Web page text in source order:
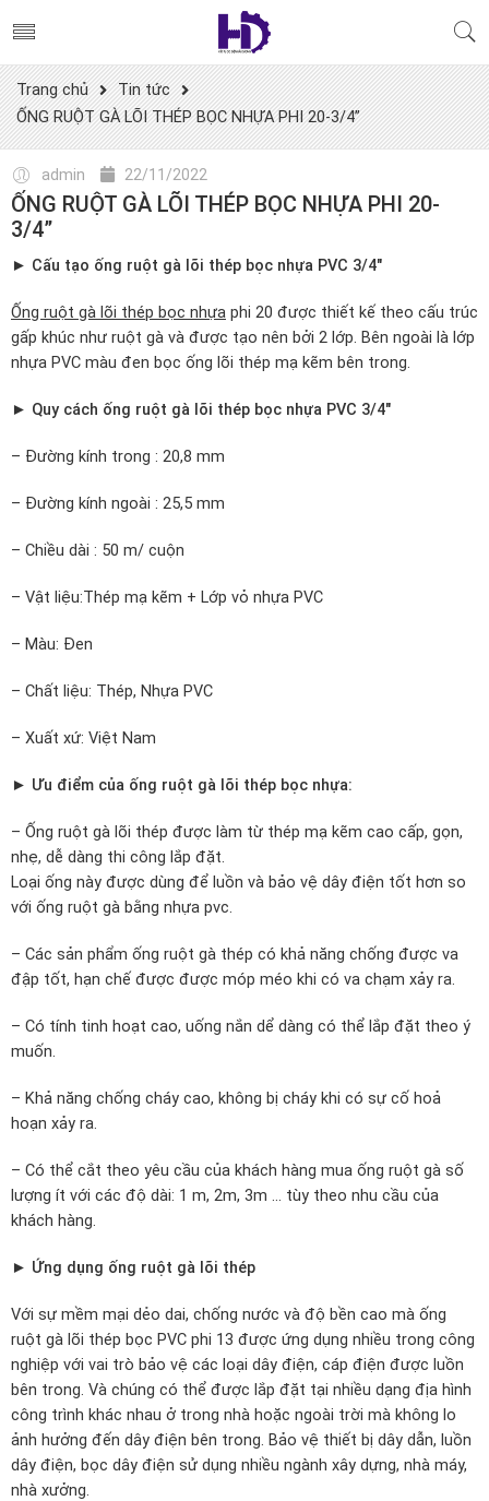
Trang chủ
Tin tức
ỐNG RUỘT GÀ LÕI THÉP BỌC NHỰA PHI 20-3/4”
admin 22/11/2022
ỐNG RUỘT GÀ LÕI THÉP BỌC NHỰA PHI 20-
3/4”
► Cấu tạo ống ruột gà lõi thép bọc nhựa PVC 3/4″
Ống ruột gà lõi thép bọc nhựa phi 20 được thiết kế theo cấu trúc
gấp khúc như ruột gà và được tạo nên bởi 2 lớp. Bên ngoài là lớp
nhựa PVC màu đen bọc ống lõi thép mạ kẽm bên trong.
► Quy cách ống ruột gà lõi thép bọc nhựa PVC 3/4″
– Đường kính trong : 20,8 mm
– Đường kính ngoài : 25,5 mm
– Chiều dài : 50 m/ cuộn
– Vật liệu:Thép mạ kẽm + Lớp vỏ nhựa PVC
– Màu: Đen
– Chất liệu: Thép, Nhựa PVC
– Xuất xứ: Việt Nam
► Ưu điểm của ống ruột gà lõi thép bọc nhựa:
– Ống ruột gà lõi thép được làm từ thép mạ kẽm cao cấp, gọn,
nhẹ, dễ dàng thi công lắp đặt.
Loại ống này được dùng để luồn và bảo vệ dây điện tốt hơn so
với ống ruột gà bằng nhựa pvc.
– Các sản phẩm ống ruột gà thép có khả năng chống được va
đập tốt, hạn chế được được móp méo khi có va chạm xảy ra.
– Có tính tinh hoạt cao, uống nắn dể dàng có thể lắp đặt theo ý
muốn.
– Khả năng chống cháy cao, không bị cháy khi có sự cố hoả
hoạn xảy ra.
– Có thể cắt theo yêu cầu của khách hàng mua ống ruột gà số
lượng ít với các độ dài: 1 m, 2m, 3m … tùy theo nhu cầu của
khách hàng.
► Ứng dụng ống ruột gà lõi thép
Với sự mềm mại dẻo dai, chống nước và độ bền cao mà ống
ruột gà lõi thép bọc PVC phi 13 được ứng dụng nhiều trong công
nghiệp với vai trò bảo vệ các loại dây điện, cáp điện được luồn
bên trong. Và chúng có thể được lắp đặt tại nhiều dạng địa hình
công trình khác nhau ở trong nhà hoặc ngoài trời mà không lo
ảnh hưởng đến dây điện bên trong. Bảo vệ thiết bị dây dẫn, luồn
dây điện, bọc dây điện sử dụng nhiều ngành xây dựng, nhà máy,
nhà xưởng.